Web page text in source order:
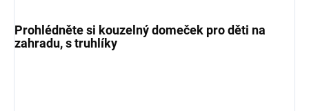
Prohlédněte si kouzelný domeček pro děti na
zahradu, s truhlíky